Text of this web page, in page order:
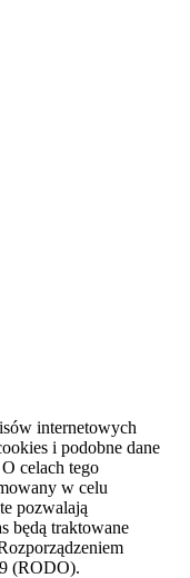
internetowych
i podobne dane
celach tego
w celu
pozwalają
będą traktowane
(RODO).